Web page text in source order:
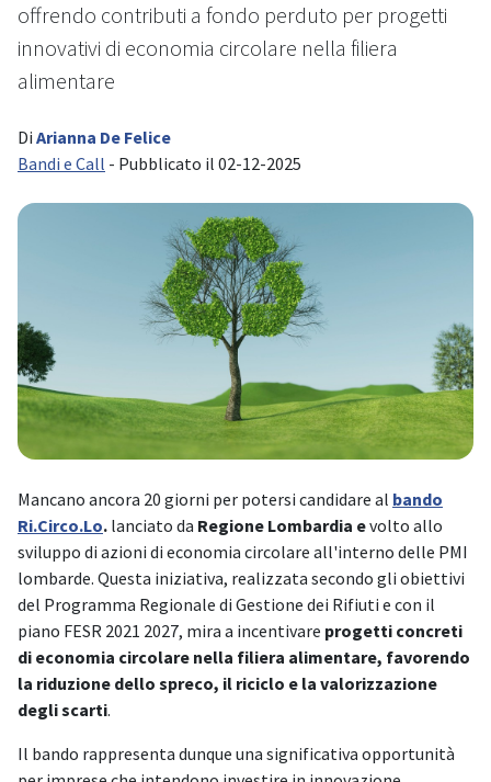
offrendo contributi a fondo perduto per progetti
innovativi di economia circolare nella filiera
alimentare
Di Arianna De Felice
Bandi e Call - Pubblicato il 02-12-2025
Mancano ancora 20 giorni per potersi candidare al bando
Ri.Circo.Lo. lanciato da Regione Lombardia evolto allo
sviluppo di azioni di economia circolare all'interno delle PMI
lombarde. Questa iniziativa, realizzata secondo gli obiettivi
del Programma Regionale di Gestione dei Rifiuti e con il
piano FESR 2021 2027, mira a incentivare progetti concreti
di economia circolare nella filiera alimentare, favorendo
la riduzione dello spreco, il riciclo e la valorizzazione
degli scarti.
Il bando rappresenta dunque una significativa opportunità